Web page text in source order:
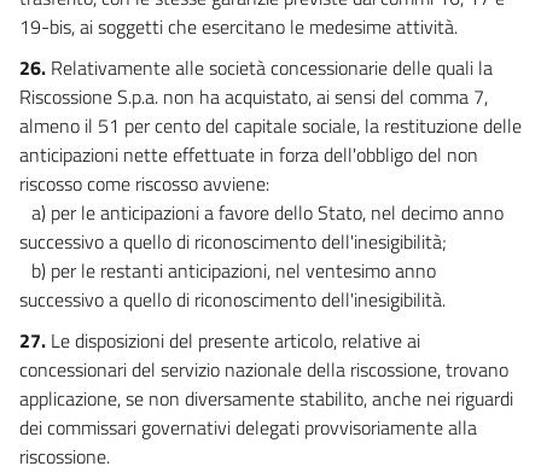
19-bis, ai soggetti che esercitano le medesime attività.
26. Relativamente alle società concessionarie delle quali la
Riscossione S.p.a. non ha acquistato, ai sensi del comma 7,
almeno il 51 per cento del capitale sociale, la restituzione delle
anticipazioni nette effettuate in forza dell'obbligo del non
riscosso come riscosso avviene:
a) per le anticipazioni a favore dello Stato, nel decimo anno
successivo a quello di riconoscimento dell'inesigibilità;
b) per le restanti anticipazioni, nel ventesimo anno
successivo a quello di riconoscimento dell'inesigibilità.
27. Le disposizioni del presente articolo, relative ai
concessionari del servizio nazionale della riscossione, trovano
applicazione, se non diversamente stabilito, anche nei riguardi
dei commissari governativi delegati provvisoriamente alla
riscossione.